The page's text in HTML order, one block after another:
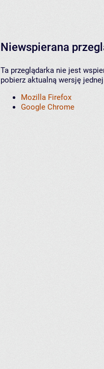
Niewspierana
Ta przeglądarka nie jest
pobierz aktualną wersję
Mozilla Firefox
Google Chrome